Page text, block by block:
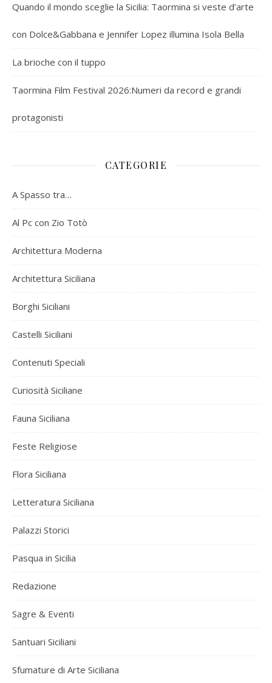
Quando il mondo sceglie la Sicilia: Taormina si veste d’arte
con Dolce&Gabbana e Jennifer Lopez illumina Isola Bella
La brioche con il tuppo
Taormina Film Festival 2026:Numeri da record e grandi
protagonisti
CATEGORIE
A Spasso tra…
Al Pc con Zio Totò
Architettura Moderna
Architettura Siciliana
Borghi Siciliani
Castelli Siciliani
Contenuti Speciali
Curiosità Siciliane
Fauna Siciliana
Feste Religiose
Flora Siciliana
Letteratura Siciliana
Palazzi Storici
Pasqua in Sicilia
Redazione
Sagre & Eventi
Santuari Siciliani
Sfumature di Arte Siciliana